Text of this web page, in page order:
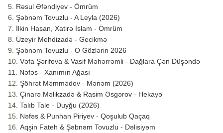
Rəsul Əfəndiyev - Ömrüm
Şəbnəm Tovuzlu - A Leyla (2026)
İlkin Hasan, Xatirə İslam - Ömrüm
Üzeyir Mehdizadə - Gecikmə
Şəbnəm Tovuzlu - O Gözlərin 2026
Vəfa Şərifova & Vasif Məhərrəmli - Dağlara Çən Düşəndə
Nəfəs - Xanımın Ağası
Şöhrət Məmmədov - Mənəm (2026)
Çinarə Məlikzadə & Rasim Əsgərov - Hekayə
Talıb Tale - Duyğu (2026)
Nəfəs & Punhan Piriyev - Qoşulub Qaçaq
Aqşin Fateh & Şəbnəm Tovuzlu - Dəlisiyəm